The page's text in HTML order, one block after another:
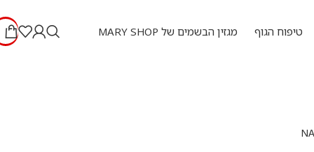
טיפוח הגוף מגזין הבשמים של MARY SHOP